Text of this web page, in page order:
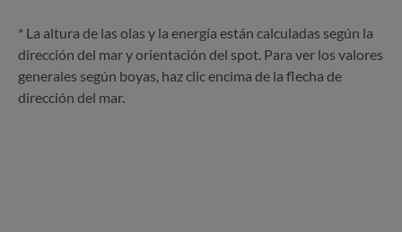
* La altura de las olas y la energía están calculadas según la
dirección del mar y orientación del spot. Para ver los valores
generales según boyas, haz clic encima de la flecha de
dirección del mar.